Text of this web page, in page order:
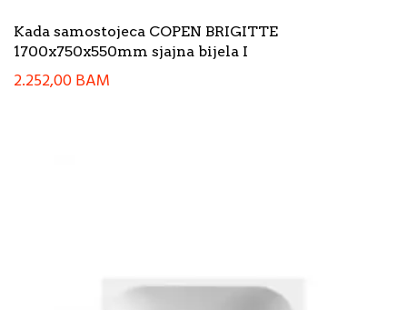
Kada samostojeca COPEN BRIGITTE
1700x750x550mm sjajna bijela I
2.252,00BAM